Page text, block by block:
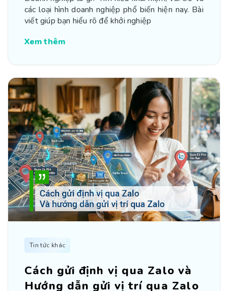
các loại hình doanh nghiệp phổ biến hiện nay. Bài
viết giúp bạn hiểu rõ để khởi nghiệp
Xem thêm
Tin tức khác
Cách gửi định vị qua Zalo và
Hướng dẫn gửi vị trí qua Zalo